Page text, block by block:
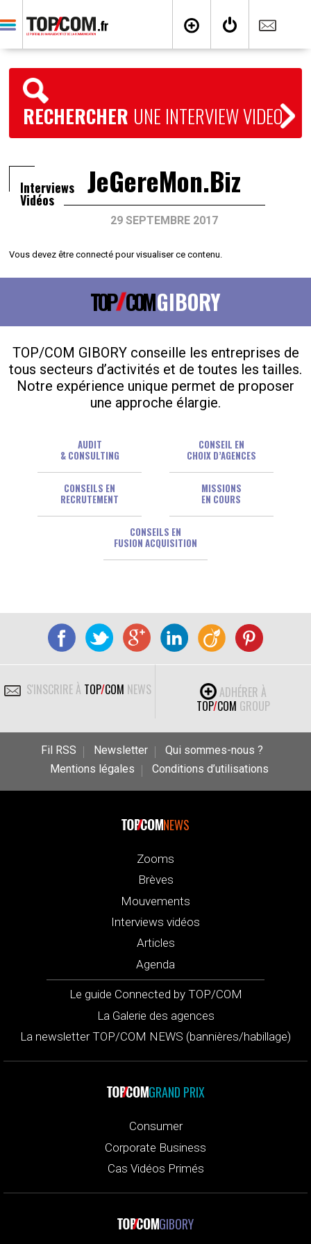
RECHERCHER UNE INTERVIEW VIDEO
Interviews
Vidéos JeGereMon.Biz
29 SEPTEMBRE 2017
Vous devez être connecté pour visualiser ce contenu.
TOP COMGIBORY
TOP/COM GIBORY conseille les entreprises de
tous secteurs d’activités et de toutes les tailles.
Notre expérience unique permet de proposer
une approche élargie.
AUDIT
& CONSULTING
CONSEIL EN
CHOIX D’AGENCES
CONSEILS EN
RECRUTEMENT
MISSIONS
EN COURS
CONSEILS EN
FUSION ACQUISITION
S'INSCRIRE À TOP/COM NEWS
ADHÉRER À
TOP/COM GROUP
Fil RSS Newsletter
Qui sommes-nous ?
Mentions légales
Conditions d’utilisations
NEWS
Zooms
Brèves
Mouvements
Interviews vidéos
Articles
Agenda
Le guide Connected by TOP/COM
La Galerie des agences
La newsletter TOP/COM NEWS (bannières/habillage)
GRAND PRIX
Consumer
Corporate Business
Cas Vidéos Primés
GIBORY